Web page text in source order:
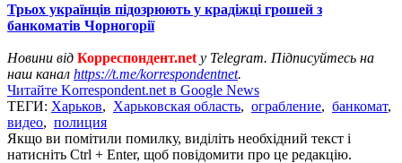
Трьох українців підозрюють у крадіжці грошей з
банкоматів Чорногорії
Новини від Корреспондент.net у Telegram. Підписуйтесь на
наш канал https://t.me/korrespondentnet.
Читайте Korrespondent.net в Google News
ТЕГИ: Харьков, Харьковская область, ограбление, банкомат,
видео, полиция
Якщо ви помітили помилку, виділіть необхідний текст і
натисніть Ctrl + Enter, щоб повідомити про це редакцію.